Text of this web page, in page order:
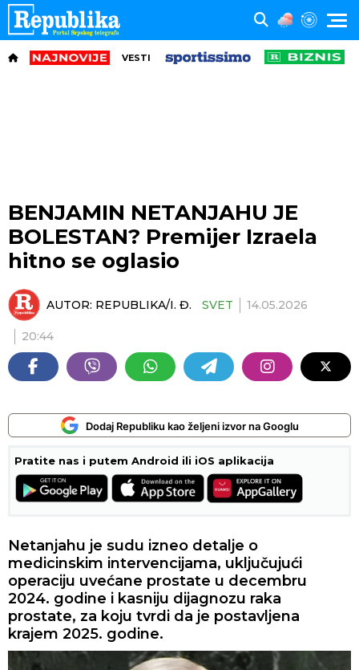
VESTI
BENJAMIN NETANJAHU JE
BOLESTAN? Premijer Izraela
hitno se oglasio
AUTOR: REPUBLIKA/I. Đ. SVET 14.05.2026
20:44
Dodaj Republiku kao željeni izvor na Googlu
Pratite nas i putem Android ili iOS aplikacija
Netanjahu je sudu izneo detalje o
medicinskim intervencijama, uključujući
operaciju uvećane prostate u decembru
2024. godine i kasniju dijagnozu raka
prostate, za koju tvrdi da je postavljena
krajem 2025. godine.